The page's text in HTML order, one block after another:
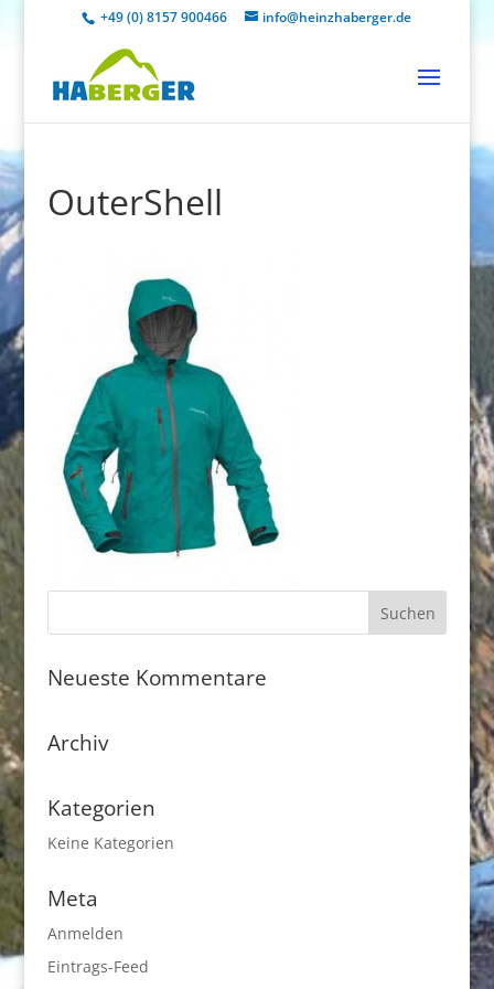
+49 (0) 8157 900466 info@heinzhaberger.de
OuterShell
Neueste Kommentare
Archiv
Kategorien
Keine Kategorien
Meta
Anmelden
Eintrags-Feed